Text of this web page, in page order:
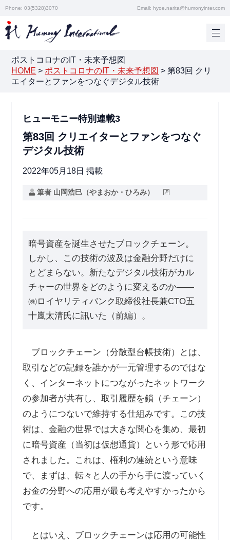
Phone: 03(5328)3070 Email: hyoe.narita@humonyinter.com
ポストコロナのIT・未来予想図
HOME > ポストコロナのIT・未来予想図 >第83回 クリ
エイターとファンをつなぐデジタル技術
ヒューモニー特別連載3
第83回 クリエイターとファンをつなぐ
デジタル技術
2022年05月18日 掲載
筆者 山岡浩巳（やまおか・ひろみ）
暗号資産を誕生させたブロックチェーン。
しかし、この技術の波及は金融分野だけに
とどまらない。新たなデジタル技術がカル
チャーの世界をどのように変えるのか――
㈱ロイヤリティバンク取締役社長兼CTO五
十嵐太清氏に訊いた（前編）。
ブロックチェーン（分散型台帳技術）とは、
取引などの記録を誰かが一元管理するのではな
く、インターネットにつながったネットワーク
の参加者が共有し、取引履歴を鎖（チェーン）
のようにつないで維持する仕組みです。この技
術は、金融の世界では大きな関心を集め、最初
に暗号資産（当初は仮想通貨）という形で応用
されました。これは、権利の連続という意味
で、まずは、転々と人の手から手に渡っていく
お金の分野への応用が最も考えやすかったから
です。
とはいえ、ブロックチェーンは応用の可能性